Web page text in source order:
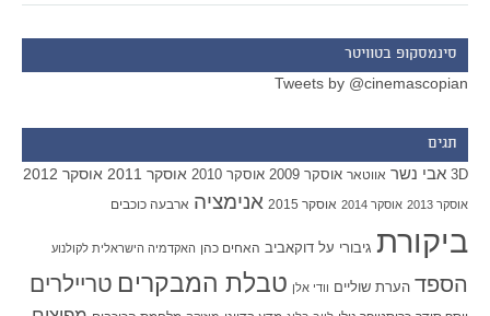
סינמסקופ בטוויטר
Tweets by @cinemascopian
תגים
3D אבי נשר אווטאר אוסקר 2009 אוסקר 2010 אוסקר 2011 אוסקר 2012
אוסקר 2013 אוסקר 2014 אוסקר 2015 אנימציה ארבעה כוכבים
ביקורת גיבורי על דוקאביב האחים כהן האקדמיה הישראלית לקולנוע
הספד הערת שוליים וודי אלן טבלת המבקרים טריילרים